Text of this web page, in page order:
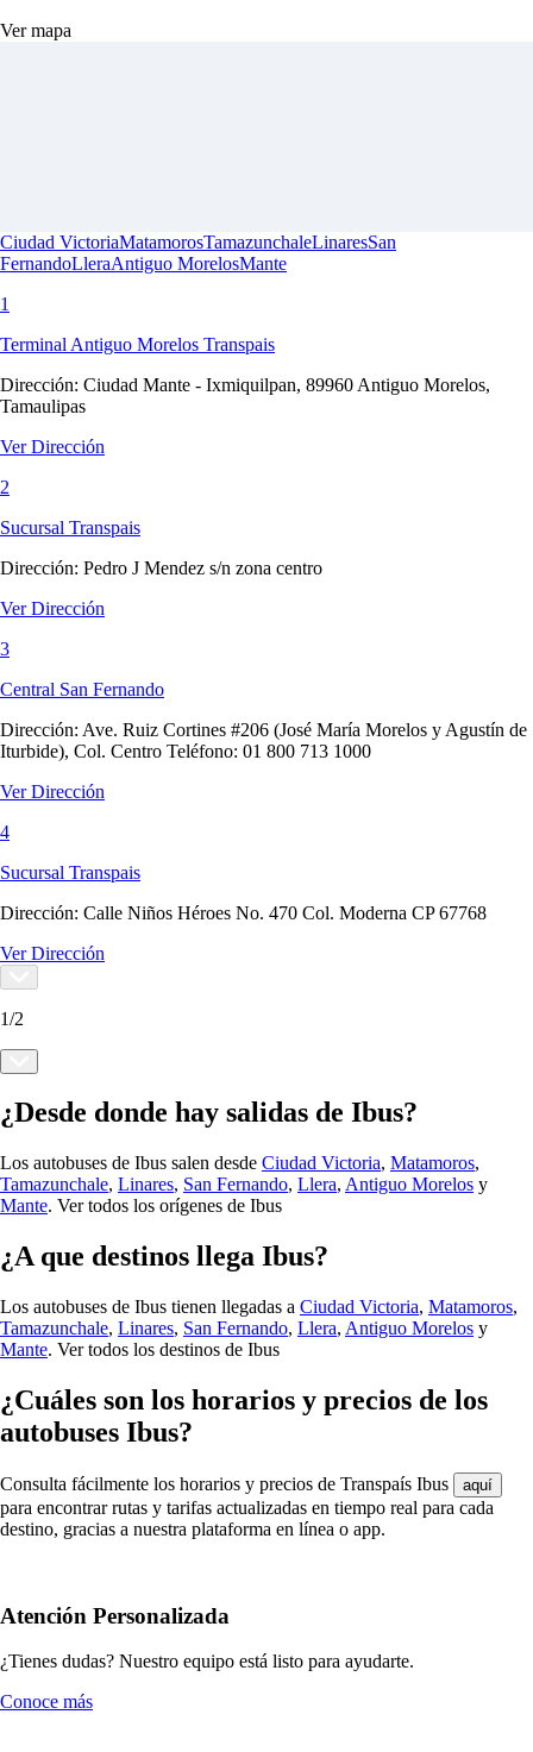
Ver mapa
Ciudad VictoriaMatamorosTamazunchaleLinaresSan
FernandoLleraAntiguo MorelosMante
1
Terminal Antiguo Morelos Transpais
Dirección: Ciudad Mante - Ixmiquilpan, 89960 Antiguo Morelos,
Tamaulipas
Ver Dirección
2
Sucursal Transpais
Dirección: Pedro J Mendez s/n zona centro
Ver Dirección
3
Central San Fernando
Dirección: Ave. Ruiz Cortines #206 (José María Morelos y Agustín de
Iturbide), Col. Centro Teléfono: 01 800 713 1000
Ver Dirección
4
Sucursal Transpais
Dirección: Calle Niños Héroes No. 470 Col. Moderna CP 67768
Ver Dirección
1/2
¿Desde donde hay salidas de Ibus?
Los autobuses de Ibus salen desde Ciudad Victoria, Matamoros,
Tamazunchale, Linares, San Fernando, Llera, Antiguo Morelos y
Mante. Ver todos los orígenes de Ibus
¿A que destinos llega Ibus?
Los autobuses de Ibus tienen llegadas a Ciudad Victoria, Matamoros,
Tamazunchale, Linares, San Fernando, Llera, Antiguo Morelos y
Mante. Ver todos los destinos de Ibus
¿Cuáles son los horarios y precios de los
autobuses Ibus?
Consulta fácilmente los horarios y precios de Transpaís Ibus aquí
para encontrar rutas y tarifas actualizadas en tiempo real para cada
destino, gracias a nuestra plataforma en línea o app.
Atención Personalizada
¿Tienes dudas? Nuestro equipo está listo para ayudarte.
Conoce más